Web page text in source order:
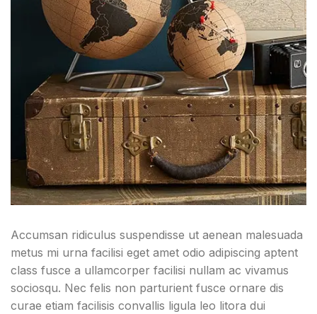
Accumsan ridiculus suspendisse ut aenean malesuada
metus mi urna facilisi eget amet odio adipiscing aptent
class fusce a ullamcorper facilisi nullam ac vivamus
sociosqu. Nec felis non parturient fusce ornare dis
curae etiam facilisis convallis ligula leo litora dui